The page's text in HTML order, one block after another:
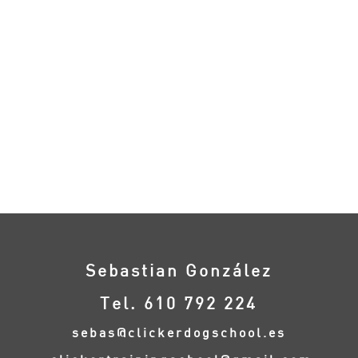
Sebastian González
Tel. 610 792 224
sebas@clickerdogschool.es